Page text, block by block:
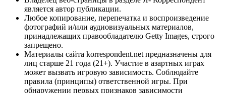
является автор публикации.
Любое копирование, перепечатка и воспроизведение
фотографий и/или аудиовизуальных материалов,
принадлежащих правообладателю Getty Images, строго
запрещено.
Материалы сайта korrespondent.net предназначены для
лиц старше 21 года (21+). Участие в азартных играх
может вызвать игровую зависимость. Соблюдайте
правила (принципы) ответственной игры. При
обнаружении первых признаков зависимости